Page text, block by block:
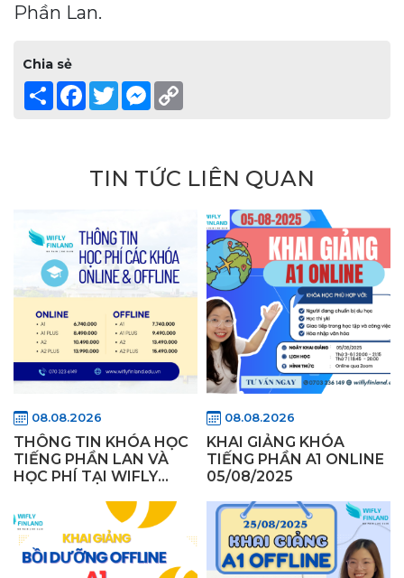
Phần Lan.
Chia sẻ
Share Facebook
TwitterMessenger
TIN TỨC LIÊN QUAN
08.08.2026
THÔNG TIN KHÓA HỌC
TIẾNG PHẦN LAN VÀ
HỌC PHÍ TẠI WIFLY
08.08.2026
KHAI GIẢNG KHÓA
TIẾNG PHẦN A1 ONLINE
05/08/2025